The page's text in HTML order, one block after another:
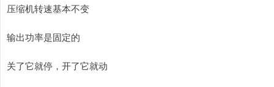
压缩机转速基本不变
输出功率是固定的
关了它就停，开了它就动